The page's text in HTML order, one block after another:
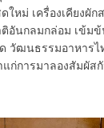
หม่ เครื่องเคียงผัก
ติอันกลมกล่อม เข้ม
วัฒนธรรมอาหาร
ก่การมาลองสัมผัส